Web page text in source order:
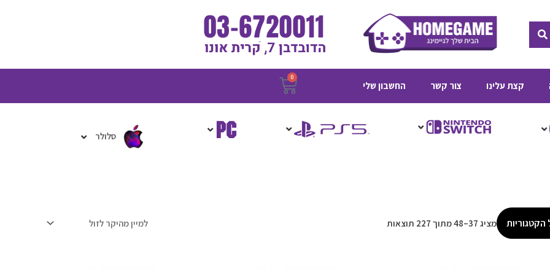
חיפוש
קצת עלינו צור קשר החשבון שלי
0 עגלת
קניות
סלולר
הקטגוריות מציג 37–48 מתוך 227 תוצאות